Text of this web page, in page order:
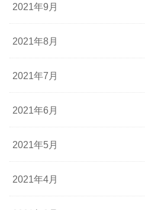
2021年9月
2021年8月
2021年7月
2021年6月
2021年5月
2021年4月